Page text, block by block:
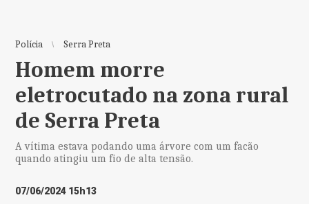
Polícia Serra Preta
Homem morre
eletrocutado na zona rural
de Serra Preta
A vítima estava podando uma árvore com um facão
quando atingiu um fio de alta tensão.
07/06/2024 15h13